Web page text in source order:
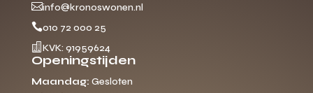
info@kronoswonen.nl
010 72 000 25
 KVK: 91959624
Openingstijden
Maandag: Gesloten